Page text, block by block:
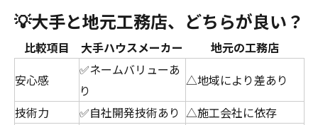
💡大手と地元工務店、どちらが良い？
比較項目 大手ハウスメーカー
地元の工務店
安心感
✅ネームバリューあ
り
△地域により差あり
技術力
✅自社開発技術あり △施工会社に依存